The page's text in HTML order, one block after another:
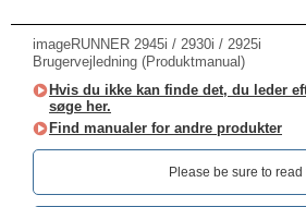
imageRUNNER 2945i / 2930i / 2925i
Brugervejledning (Produktmanual)
Hvis du ikke kan finde det, du leder
søge her.
Find manualer for andre produkter
Please be sure to read